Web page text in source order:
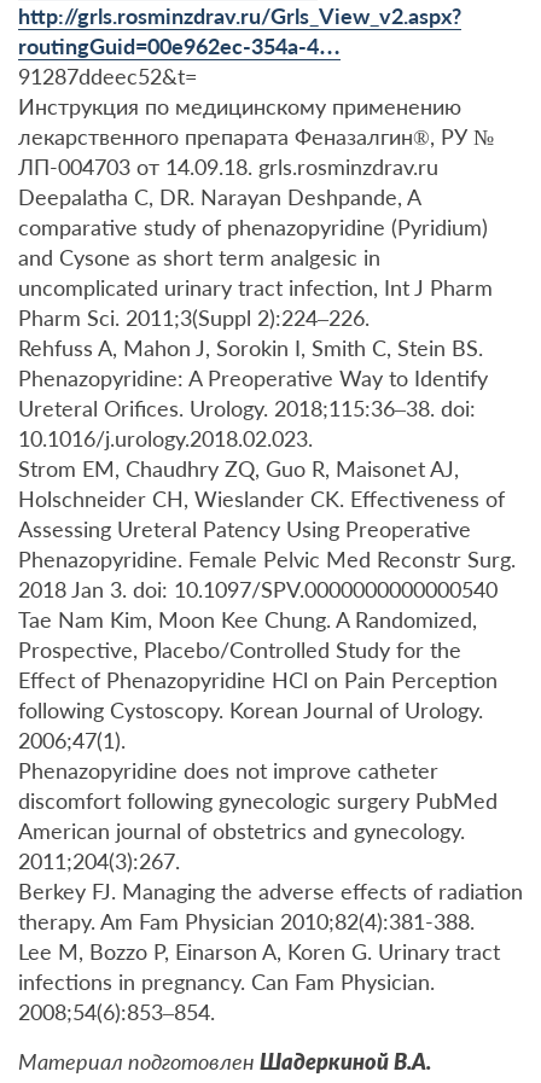
http://grls.rosminzdrav.ru/Grls_View_v2.aspx?
routingGuid=00e962ec-354a-4…
91287ddeec52&t=
Инструкция по медицинскому применению
лекарственного препарата Феназалгин®, РУ №
ЛП-004703 от 14.09.18. grls.rosminzdrav.ru
Deepalatha C, DR. Narayan Deshpande, A
comparative study of phenazopyridine (Pyridium)
and Cysone as short term analgesic in
uncomplicated urinary tract infection, Int J Pharm
Pharm Sci. 2011;3(Suppl 2):224–226.
Rehfuss A, Mahon J, Sorokin I, Smith C, Stein BS.
Phenazopyridine: A Preoperative Way to Identify
Ureteral Orifices. Urology. 2018;115:36–38. doi:
10.1016/j.urology.2018.02.023.
Strom EM, Chaudhry ZQ, Guo R, Maisonet AJ,
Holschneider CH, Wieslander CK. Effectiveness of
Assessing Ureteral Patency Using Preoperative
Phenazopyridine. Female Pelvic Med Reconstr Surg.
2018 Jan 3. doi: 10.1097/SPV.0000000000000540
Tae Nam Kim, Moon Kee Chung. A Randomized,
Prospective, Placebo/Controlled Study for the
Effect of Phenazopyridine HCl on Pain Perception
following Cystoscopy. Korean Journal of Urology.
2006;47(1).
Phenazopyridine does not improve catheter
discomfort following gynecologic surgery PubMed
American journal of obstetrics and gynecology.
2011;204(3):267.
Berkey FJ. Managing the adverse effects of radiation
therapy. Am Fam Physician 2010;82(4):381-388.
Lee M, Bozzo P, Einarson A, Koren G. Urinary tract
infections in pregnancy. Can Fam Physician.
2008;54(6):853–854.
Материал подготовлен Шадеркиной В.А.